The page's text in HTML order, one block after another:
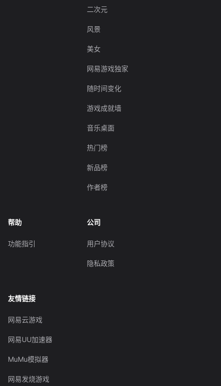
二次元
风景
美女
网易游戏独家
随时间变化
游戏成就墙
音乐桌面
热门榜
新品榜
作者榜
帮助
功能指引
公司
用户协议
隐私政策
友情链接
网易云游戏
网易UU加速器
MuMu模拟器
网易发烧游戏